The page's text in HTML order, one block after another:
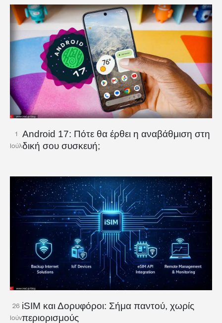
1
Ιούλ
Android 17: Πότε θα έρθει η αναβάθμιση στη
δική σου συσκευή;
26
Ιούν
iSIM και Δορυφόροι: Σήμα παντού, χωρίς
περιορισμούς